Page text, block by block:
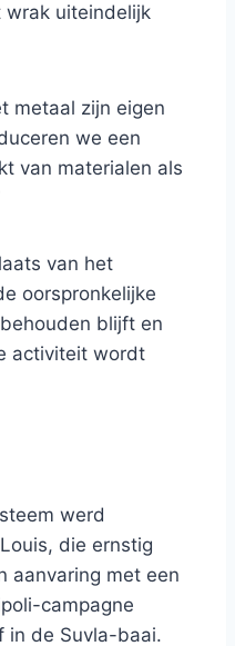
wrak uiteindelijk
metaal zijn eigen
we een
van materialen als
van het
oorspronkelijke
blijft en
activiteit wordt
werd
die ernstig
aanvaring met een
campagne
in de Suvla-baai.